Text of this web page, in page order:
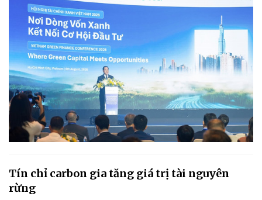
Tín chỉ carbon gia tăng giá trị tài nguyên
rừng